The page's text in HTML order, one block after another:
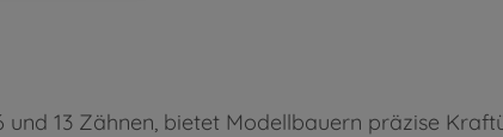
13 Zähnen, bietet Modellbauern präzise